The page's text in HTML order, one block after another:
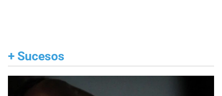
+ Sucesos